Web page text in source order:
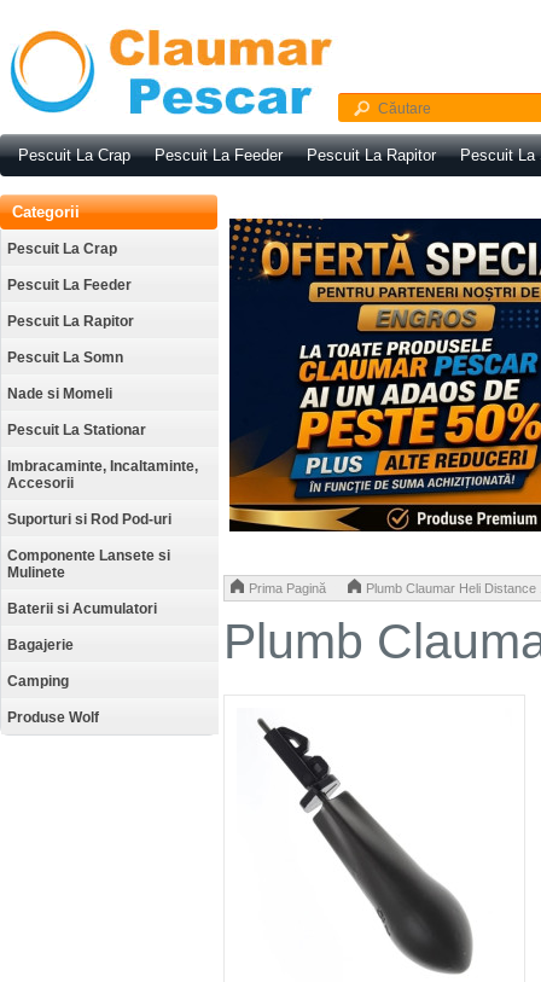
Pescuit La Crap Pescuit La Feeder Pescuit La Rapitor Pescuit La
Categorii
Pescuit La Crap
Pescuit La Feeder
Pescuit La Rapitor
Pescuit La Somn
Nade si Momeli
Pescuit La Stationar
Imbracaminte, Incaltaminte,
Accesorii
Suporturi si Rod Pod-uri
Componente Lansete si
Mulinete
Baterii si Acumulatori
Bagajerie
Camping
Produse Wolf
Prima Pagină Plumb Claumar Heli Distance
Plumb